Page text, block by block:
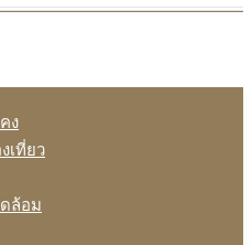
ง
เที่ยว
ล้อม